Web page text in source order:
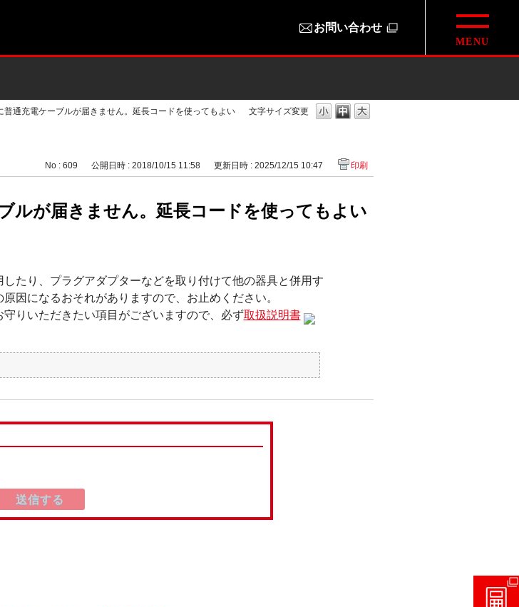
お問い合わせ
文字サイズ変更
普通充電ケーブルが届きません。延長コードを使ってもよい
No : 609 公開日時 : 2018/10/15 11:58 更新日時 : 2025/12/15 10:47 印刷
ルが届きません。延長コードを使ってもよい
たり、プラグアダプターなどを取り付けて他の器具と併用す
因になるおそれがありますので、お止めください。
りいただきたい項目がございますので、必ず取扱説明書